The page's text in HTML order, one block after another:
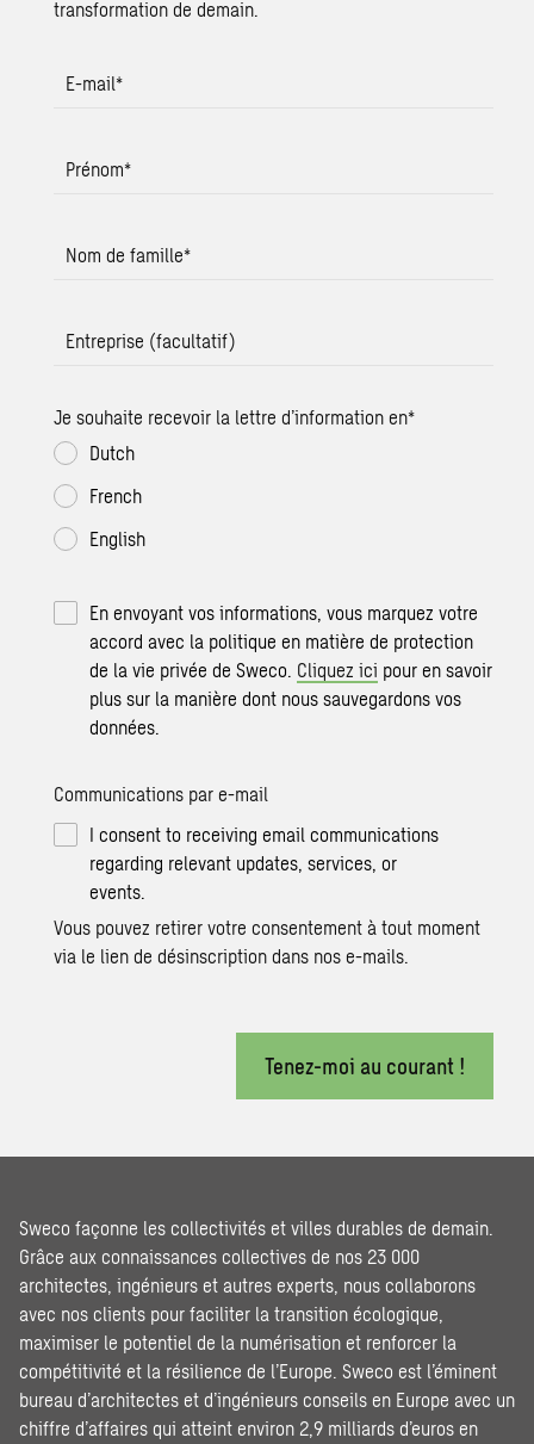
transformation de demain.
E-mail*
Prénom*
Nom de famille*
Entreprise (facultatif)
Je souhaite recevoir la lettre d’information en*
Dutch
French
English
En envoyant vos informations, vous marquez votre
accord avec la politique en matière de protection
de la vie privée de Sweco. Cliquez ici pour en savoir
plus sur la manière dont nous sauvegardons vos
données.
Communications par e-mail
I consent to receiving email communications
regarding relevant updates, services, or
events.
Vous pouvez retirer votre consentement à tout moment
via le lien de désinscription dans nos e-mails.
Tenez-moi au courant !
Sweco façonne les collectivités et villes durables de demain.
Grâce aux connaissances collectives de nos 23 000
architectes, ingénieurs et autres experts, nous collaborons
avec nos clients pour faciliter la transition écologique,
maximiser le potentiel de la numérisation et renforcer la
compétitivité et la résilience de l’Europe. Sweco est l’éminent
bureau d’architectes et d’ingénieurs conseils en Europe avec un
chiffre d’affaires qui atteint environ 2,9 milliards d’euros en